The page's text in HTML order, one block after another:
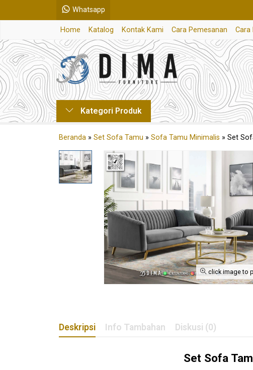
Whatsapp
Home Katalog Kontak Kami Cara Pemesanan Cara
Kategori Produk
Beranda » Set Sofa Tamu » Sofa Tamu Minimalis » Set
click image to
Deskripsi Info Tambahan Diskusi (0)
Set Sofa